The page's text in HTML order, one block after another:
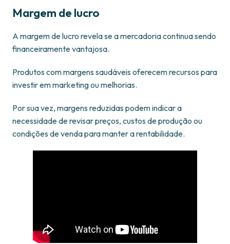
Margem de lucro
A margem de lucro revela se a mercadoria continua sendo
financeiramente vantajosa.
Produtos com margens saudáveis oferecem recursos para
investir em marketing ou melhorias.
Por sua vez, margens reduzidas podem indicar a
necessidade de revisar preços, custos de produção ou
condições de venda para manter a rentabilidade.